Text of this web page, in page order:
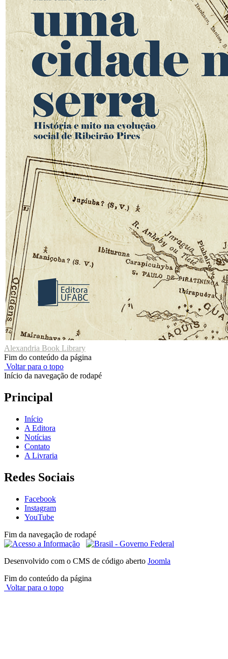
Alexandria Book Library
Fim do conteúdo da página
Voltar para o topo
Início da navegação de rodapé
Principal
Início
A Editora
Notícias
Contato
A Livraria
Redes Sociais
Facebook
Instagram
YouTube
Fim da navegação de rodapé
Desenvolvido com o CMS de código aberto Joomla
Fim do conteúdo da página
Voltar para o topo